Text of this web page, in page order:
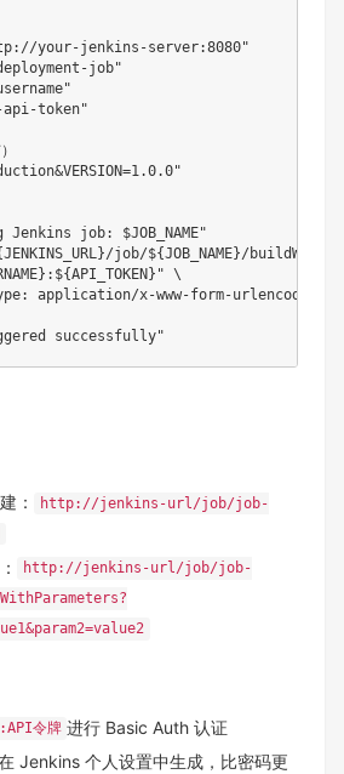
your-jenkins-server:8080"
deployment-job"
api-token"
job: $JOB_NAME"
job/${JOB_NAME}/
\
application/x-www-form-urlencoded"
：
http://jenkins-url/job/job-
http://jenkins-url/job/job-
令牌 进行 Basic Auth 认证
Jenkins 个人设置中生成，比密码更